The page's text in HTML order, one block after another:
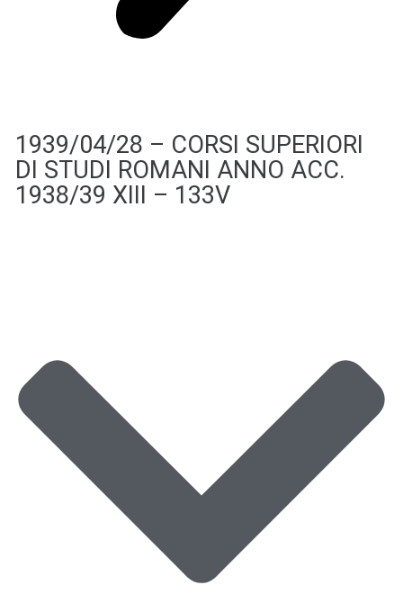
1939/04/28 – CORSI SUPERIORI
DI STUDI ROMANI ANNO ACC.
1938/39 XIII – 133V